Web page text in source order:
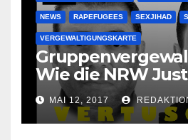
NEWS RAPEFUGEES SEXJIHAD
VERGEWALTIGUNGSKARTE
Wie die NRW
Lokalzeitung
Bilder zu
MAI 12, 2017